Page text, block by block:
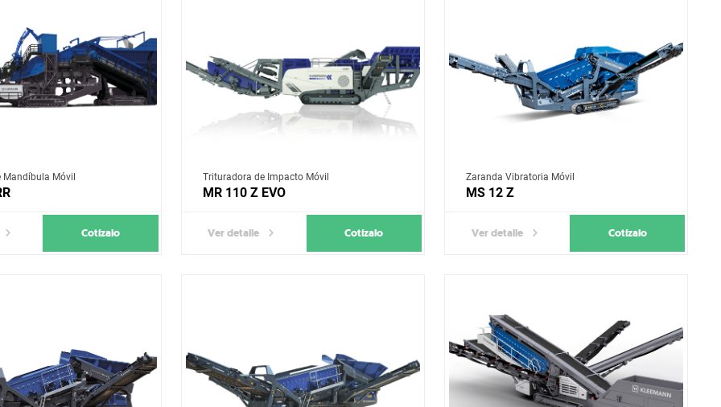
Móvil
Cotízalo
Trituradora de Impacto Móvil
MR 110 Z EVO
Ver detalle Cotízalo
Zaranda Vibratoria Móvil
MS 12 Z
Ver detalle Cotízalo